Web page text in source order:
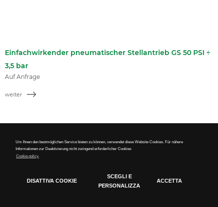
Um Ihnen den bestmöglichen Service bieten zu können, verwendet diese Website Cookies. Für nähere
Informationen zur Deaktivierung nicht zwingend erforderlicher Cookies
Cookie policy.
DISATTIVA COOKIE
SCEGLI E
PERSONALIZZA
ACCETTA
Einfachwirkender pneumatischer Stellantrieb GS 50 PSI ÷
3,5 bar
Auf Anfrage
weiter